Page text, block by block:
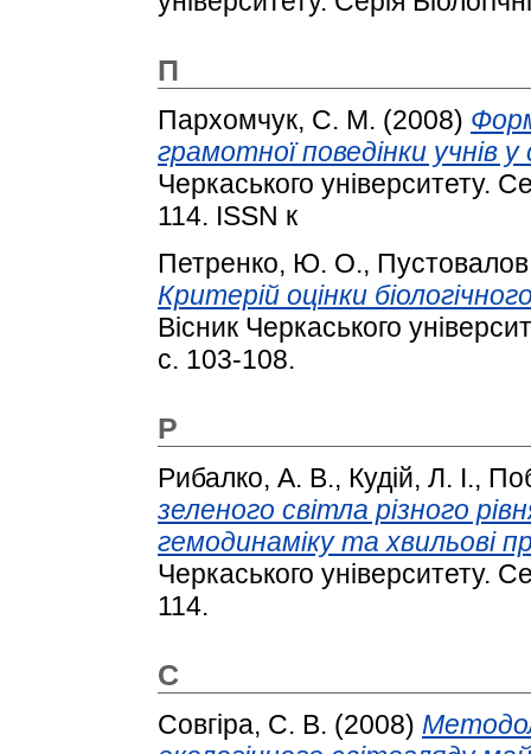
П
Пархомчук, С. М. (2008)
грамотної поведінки учнів
Черкаського університету.
114. ISSN к
Петренко, Ю. О.,
Критерій оцінки
Вісник Черкаського
с. 103-108.
Р
Рибалко, А. В., Кудій, Л. І.,
зеленого світла різного
гемодинаміку та хвильові
Черкаського університету.
114.
С
Совгіра, С. В. (2008)